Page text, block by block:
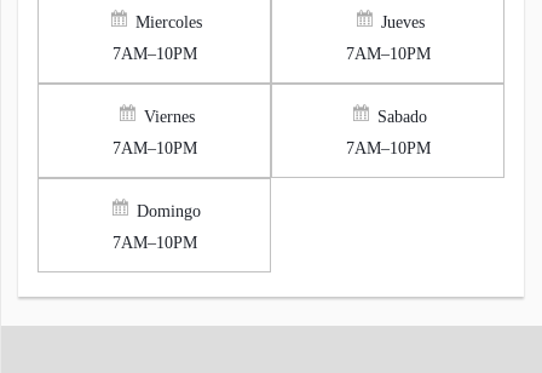
Miercoles
7AM–10PM
Jueves
7AM–10PM
Viernes
7AM–10PM
Sabado
7AM–10PM
Domingo
7AM–10PM